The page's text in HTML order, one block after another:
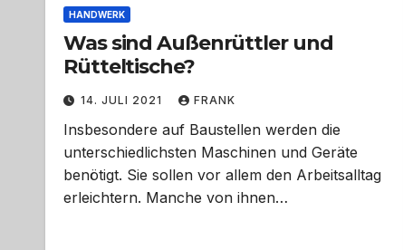
HANDWERK
Was sind Außenrüttler und
Rütteltische?
14. JULI 2021 FRANK
Insbesondere auf Baustellen werden die
unterschiedlichsten Maschinen und Geräte
benötigt. Sie sollen vor allem den Arbeitsalltag
erleichtern. Manche von ihnen…